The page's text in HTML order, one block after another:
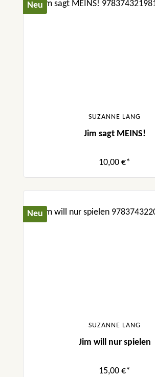
Neu
SUZANNE LANG
Jim sagt MEINS!
10,00 €*
Neu
SUZANNE LANG
Jim will nur spielen
15,00 €*